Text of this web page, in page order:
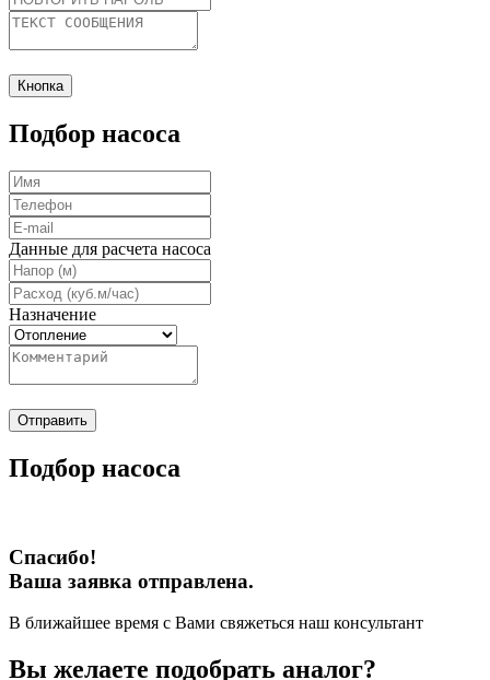
Кнопка
Подбор насоса
Данные для расчета насоса
Назначение
Отправить
Подбор насоса
Спасибо!
Ваша заявка отправлена.
В ближайшее время с Вами свяжеться наш консультант
Вы желаете подобрать аналог?